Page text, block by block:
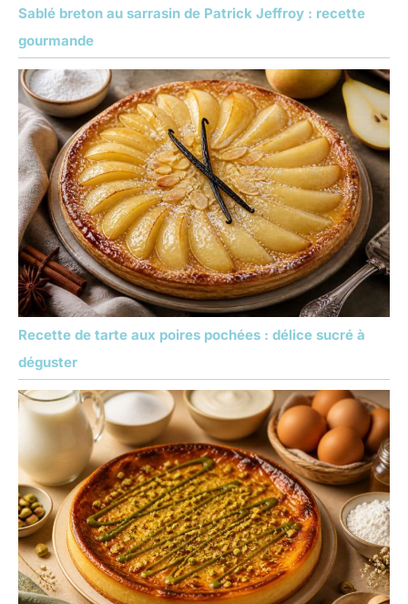
Sablé breton au sarrasin de Patrick Jeffroy : recette
gourmande
Recette de tarte aux poires pochées : délice sucré à
déguster